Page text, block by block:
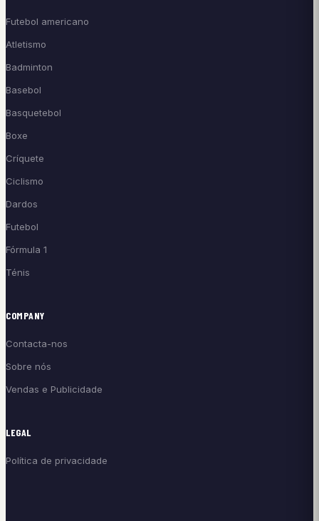
Futebol americano
Atletismo
Badminton
Basebol
Basquetebol
Boxe
Críquete
Ciclismo
Dardos
Futebol
Fórmula 1
Ténis
COMPANY
Contacta-nos
Sobre nós
Vendas e Publicidade
LEGAL
Política de privacidade